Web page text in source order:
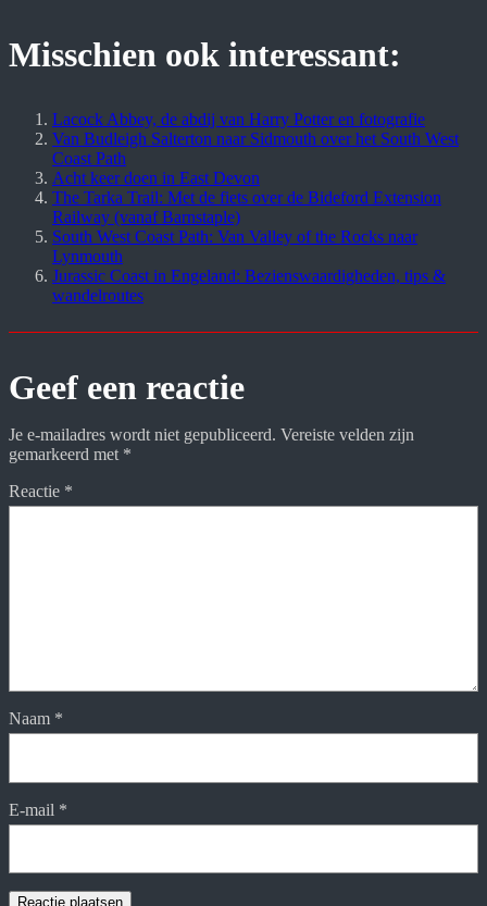
Misschien ook interessant:
Lacock Abbey, de abdij van Harry Potter en fotografie
Van Budleigh Salterton naar Sidmouth over het South West
Coast Path
Acht keer doen in East Devon
The Tarka Trail: Met de fiets over de Bideford Extension
Railway (vanaf Barnstaple)
South West Coast Path: Van Valley of the Rocks naar
Lynmouth
Jurassic Coast in Engeland: Bezienswaardigheden, tips &
wandelroutes
Geef een reactie
Je e-mailadres wordt niet gepubliceerd. Vereiste velden zijn
gemarkeerd met *
Reactie *
Naam *
E-mail *